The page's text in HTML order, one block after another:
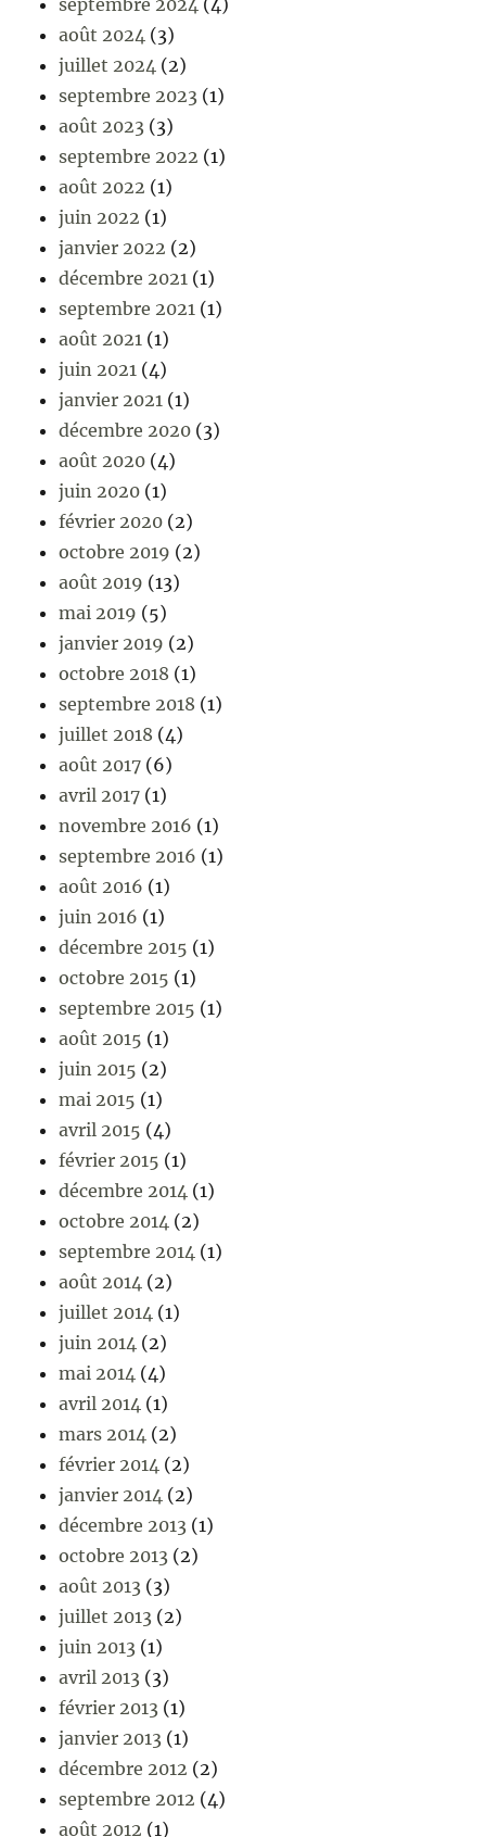
septembre 2024 (4)
août 2024 (3)
juillet 2024 (2)
septembre 2023 (1)
août 2023 (3)
septembre 2022 (1)
août 2022 (1)
juin 2022 (1)
janvier 2022 (2)
décembre 2021 (1)
septembre 2021 (1)
août 2021 (1)
juin 2021 (4)
janvier 2021 (1)
décembre 2020 (3)
août 2020 (4)
juin 2020 (1)
février 2020 (2)
octobre 2019 (2)
août 2019 (13)
mai 2019 (5)
janvier 2019 (2)
octobre 2018 (1)
septembre 2018 (1)
juillet 2018 (4)
août 2017 (6)
avril 2017 (1)
novembre 2016 (1)
septembre 2016 (1)
août 2016 (1)
juin 2016 (1)
décembre 2015 (1)
octobre 2015 (1)
septembre 2015 (1)
août 2015 (1)
juin 2015 (2)
mai 2015 (1)
avril 2015 (4)
février 2015 (1)
décembre 2014 (1)
octobre 2014 (2)
septembre 2014 (1)
août 2014 (2)
juillet 2014 (1)
juin 2014 (2)
mai 2014 (4)
avril 2014 (1)
mars 2014 (2)
février 2014 (2)
janvier 2014 (2)
décembre 2013 (1)
octobre 2013 (2)
août 2013 (3)
juillet 2013 (2)
juin 2013 (1)
avril 2013 (3)
février 2013 (1)
janvier 2013 (1)
décembre 2012 (2)
septembre 2012 (4)
août 2012 (1)